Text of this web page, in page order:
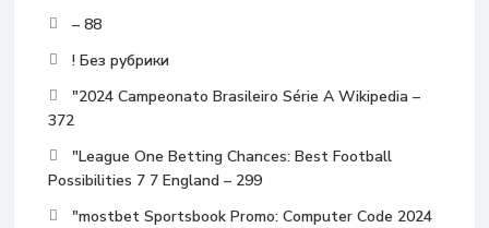
– 88
! Без рубрики
"2024 Campeonato Brasileiro Série A Wikipedia –
372
"League One Betting Chances: Best Football
Possibilities 7 7 England – 299
"mostbet Sportsbook Promo: Computer Code 2024